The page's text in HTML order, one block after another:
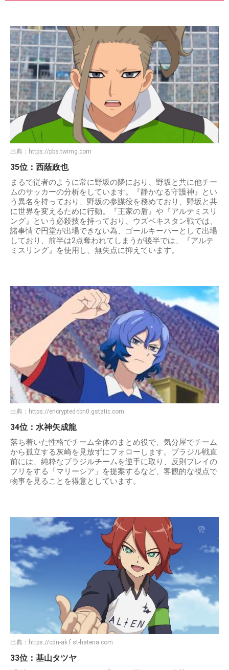
出典： https://pbs.twimg.com
35位：西蔭政也
まるで従者のように常に野坂の隣におり、野坂と共に他チー
ムのサッカーの分析をしています。『静かなる守護神』とい
う異名を持っており、野坂の参謀役を務めており、野坂と共
に世界を変えるために行動。『王家の盾』や『アルテミスリ
ング』という必殺技を持っており、ウズベキスタン戦では、
諸事情で円堂が出場できない為、ゴールキーパーとして出場
しており、前半は2点奪われてしまうが後半では、『アルテ
ミスリング』を使用し、無失点に抑えています。
出典： https://encrypted-tbn0.gstatic.com
34位：水神矢成龍
落ち着いた性格でチーム全体のまとめ役で、気分屋でチーム
から孤立する灰崎を見放ずにフォローします。ブラジル戦直
前には、純粋なブラジルチームを逆手に取り、反則プレイの
フリをする「マリーシア」を提案するなど、客観的な視点で
物事を見ることを得意としています。
出典： https://cdn-ak.f.st-hatena.com
33位：基山タツヤ